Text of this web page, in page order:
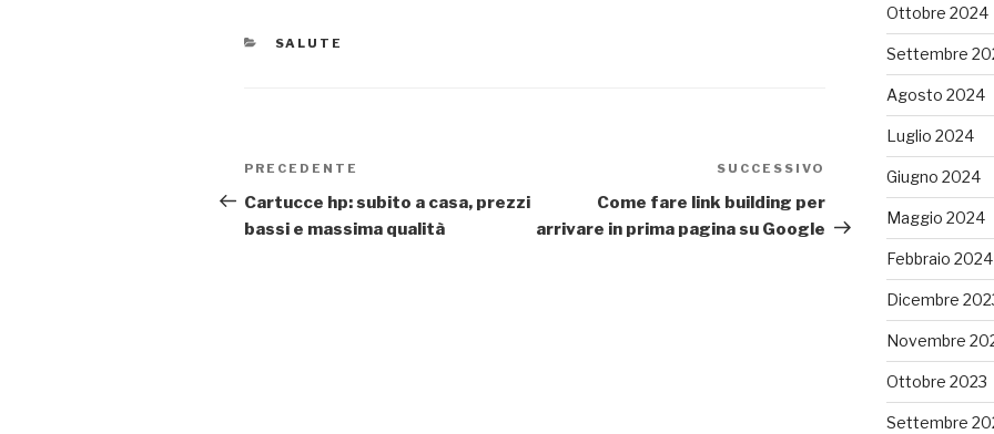
CATEGORIE
SALUTE
Navigazione
articoli
Articolo
precedente:
PRECEDENTE
Cartucce hp: subito a casa, prezzi
bassi e massima qualità
Articolo
successivo
SUCCESSIVO
Come fare link building per
arrivare in prima pagina su Google
Ottobre 2024
Settembre
Agosto 2024
Luglio 2024
Giugno 2024
Maggio 2024
Febbraio 2024
Dicembre
Novembre
Ottobre 2023
Settembre